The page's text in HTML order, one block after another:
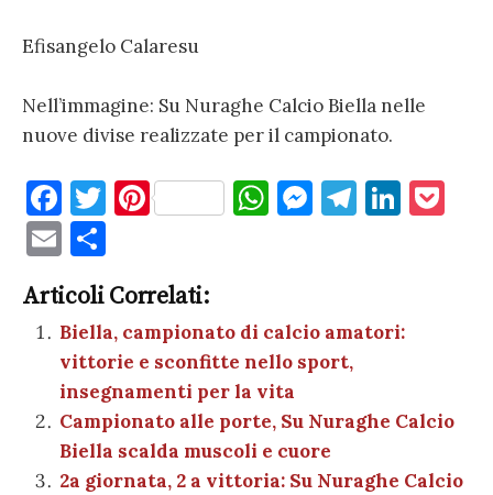
Efisangelo Calaresu
Nell’immagine: Su Nuraghe Calcio Biella nelle
nuove divise realizzate per il campionato.
F
a
c
e
b
o
o
k
T
te
r
Pi
es
t
W
A
p
p
M
g
er
T
a
Li
dI
E
m
ai
l
n
di
vi
di
Articoli Correlati:
Biella, campionato di calcio amatori:
vittorie e sconfitte nello sport,
insegnamenti per la vita
Campionato alle porte, Su Nuraghe Calcio
Biella scalda muscoli e cuore
2a giornata, 2 a vittoria: Su Nuraghe Calcio